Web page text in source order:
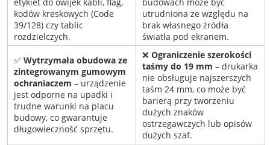
kodów kreskowych (Code
39/128) czy tablic
rozdzielczych.
utrudniona ze względu na
brak własnego źródła
światła pod ekranem.
✅ Wytrzymała obudowa ze
zintegrowanym gumowym
ochraniaczem – urządzenie
jest odporne na upadki i
trudne warunki na placu
budowy, co gwarantuje
długowieczność sprzętu.
❌ Ograniczenie szerokości
taśmy do 19 mm – drukarka
nie obsługuje najszerszych
taśm 24 mm, co może być
barierą przy tworzeniu
dużych znaków
ostrzegawczych lub opisów
dużych szaf.